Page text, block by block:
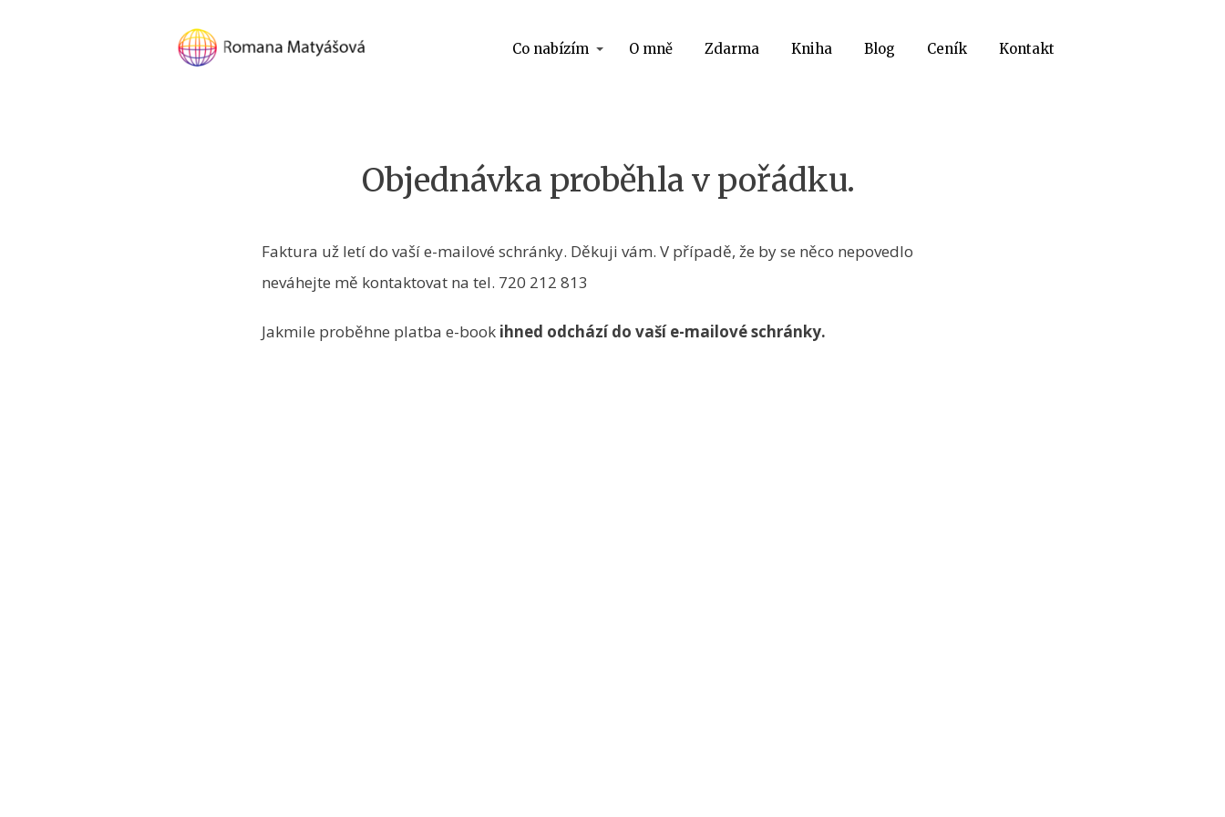
Co nabízím O mně Zdarma Kniha Blog Ceník Kontakt
Objednávka proběhla v pořádku.
Faktura už letí do vaší e-mailové schránky. Děkuji vám. V případě, že by se něco nepovedlo
neváhejte mě kontaktovat na tel. 720 212 813
Jakmile proběhne platba e-book ihned odchází do vaší e-mailové schránky.